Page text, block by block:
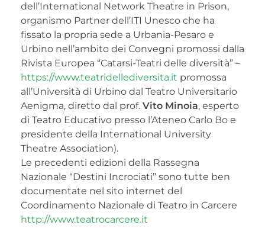
dell’International Network Theatre in Prison,
organismo Partner dell’ITI Unesco che ha
fissato la propria sede a Urbania-Pesaro e
Urbino nell’ambito dei Convegni promossi dalla
Rivista Europea “Catarsi-Teatri delle diversità” –
https://www.teatridellediversita.it promossa
all’Università di Urbino dal Teatro Universitario
Aenigma, diretto dal prof. Vito Minoia, esperto
di Teatro Educativo presso l’Ateneo Carlo Bo e
presidente della International University
Theatre Association).
Le precedenti edizioni della Rassegna
Nazionale “Destini Incrociati” sono tutte ben
documentate nel sito internet del
Coordinamento Nazionale di Teatro in Carcere
http://www.teatrocarcere.it